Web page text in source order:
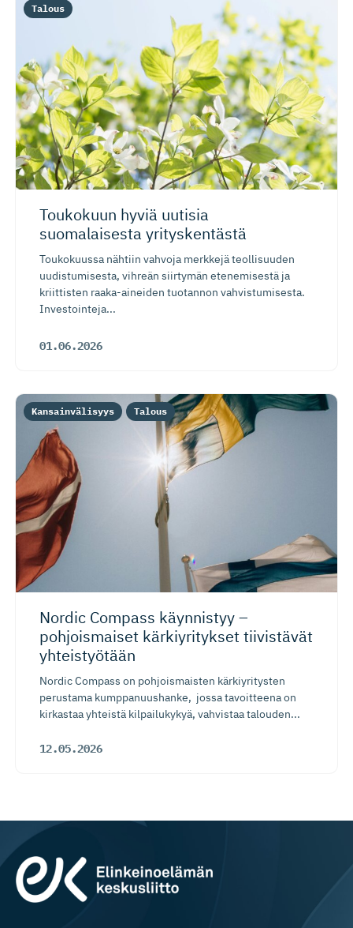
Toukokuun hyviä uutisia
suomalaisesta yrityskentästä
Toukokuussa nähtiin vahvoja merkkejä teollisuuden
uudistumisesta, vihreän siirtymän etenemisestä ja
kriittisten raaka-aineiden tuotannon vahvistumisesta.
Investointeja...
01.06.2026
Talous
Nordic Compass käynnistyy –
pohjoismaiset kärkiyritykset tiivistävät
yhteistyötään
Nordic Compass on pohjoismaisten kärkiyritysten
perustama kumppanuushanke, jossa tavoitteena on
kirkastaa yhteistä kilpailukykyä, vahvistaa talouden...
12.05.2026
Kansainvälisyys Talous